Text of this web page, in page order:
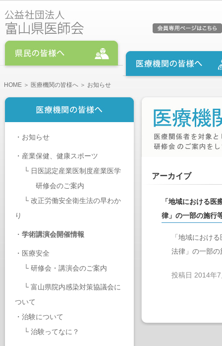
HOME ＞ 医療機関の皆様へ ＞ お知らせ
・ お知らせ
・ 産業保健、健康スポーツ
└ 日医認定産業医制度産業医学
研修会のご案内
└ 改正労働安全衛生法の早わか
り
・ 学術講演会開催情報
・ 医療安全
└ 研修会・講演会のご案内
└ 富山県院内感染対策協議会に
ついて
・ 治験について
└ 治験ってなに？
アーカイブ
「地域における
律」の一部の施行
「地域におけ
法律」の一部
投稿日 2014年